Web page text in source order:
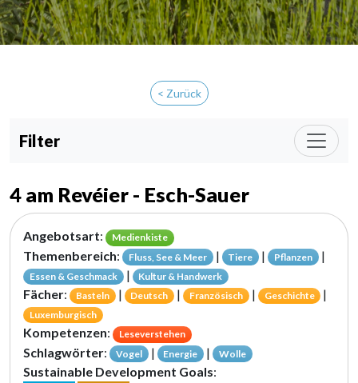
< Zurück
Filter
4 am Revéier - Esch-Sauer
Angebotsart: Medienkiste
Themenbereich: Fluss, See & Meer | Tiere | Pflanzen |
Essen & Geschmack | Kultur & Handwerk
Fächer: Basteln | Deutsch | Französisch | Geschichte |
Luxemburgisch
Kompetenzen: Leseverstehen
Schlagwörter: Vogel | Energie | Wolle
Sustainable Development Goals: